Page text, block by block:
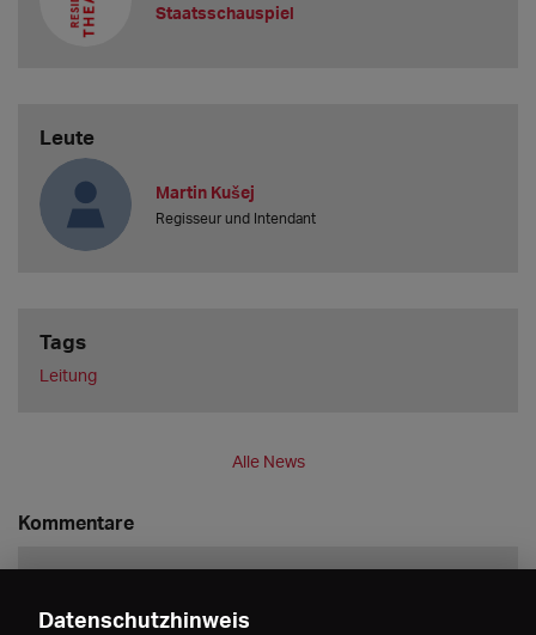
Staatsschauspiel
Leute
Martin Kušej
Regisseur und Intendant
Tags
Leitung
Alle News
Kommentare
Datenschutzhinweis